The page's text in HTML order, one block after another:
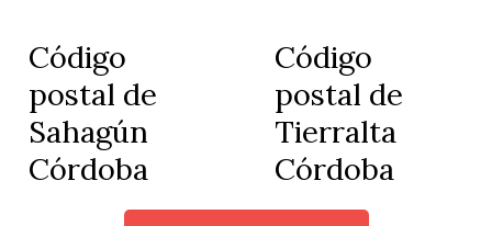
Código
postal de
Sahagún
Córdoba
Código
postal de
Tierralta
Córdoba